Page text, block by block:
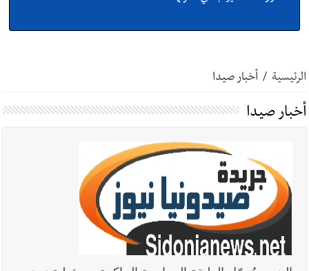
تكريمية في مركز معروف سعد الثقافي برعاية شركة الروان
أخبار صيدا إصابة شاب فلسطيني بطعنات سكين في مخيم عين
أخبار صيدا بالصور : غسان سركيس يرعى تخرّج فوج الفكر والإبداع
في ثانوية السفير : تعلّمت منكم حب الوطن والتمسك بالأرض ...
والجنوب هو عزة وكرامة لبنان
أخبار صيدا المهندس محمد زهير السعودي يستقبل المختارين
بعاصيري والبيلاني
الرئيسية / أخبار صيدا
أخبار صيدا